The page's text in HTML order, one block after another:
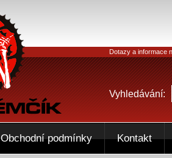
Dotazy a informace
Vyhledávání:
Obchodní podmínky Kontakt